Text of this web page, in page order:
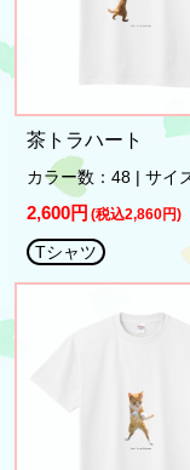
茶トラハート
カラー数：48 | サイ
2,600円 (税込2,860円)
Tシャツ